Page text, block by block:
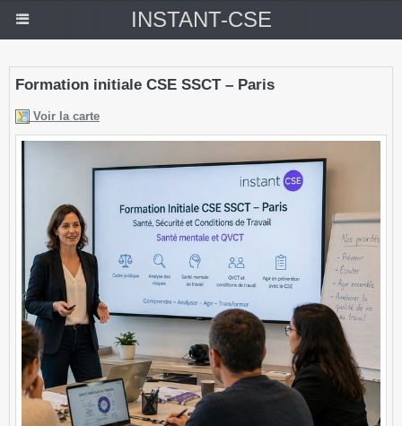
INSTANT-CSE
Formation initiale CSE SSCT – Paris
Voir la carte